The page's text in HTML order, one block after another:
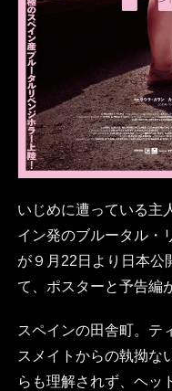
いじめに遭っている主
イン発のブルータル・
が９月22日より日本公
て、ポスターと予告編
スペインの田舎町。テ
スメイトからの執拗な
らも理解されず、ヘッ